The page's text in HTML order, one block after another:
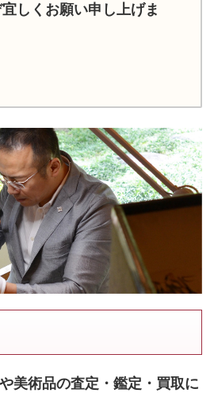
しくお願い申し上げま
美術品の査定・鑑定・買取に